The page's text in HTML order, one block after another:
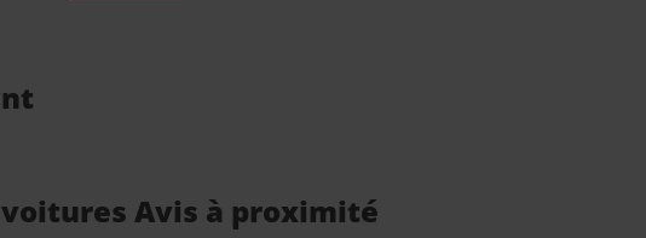
voitures Avis à proximité